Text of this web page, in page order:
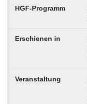
HGF-Programm
Erschienen in
Veranstaltung